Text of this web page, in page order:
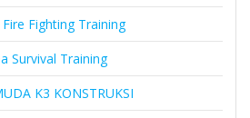
Fighting Training
Survival Training
K3 KONSTRUKSI